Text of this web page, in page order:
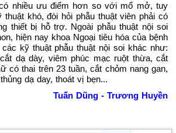
nhiều ưu điểm hơn so với mổ mở, tuy
thuật khó, đòi hỏi phẫu thuật viên phải có
thiết bị hỗ trợ. Ngoài phẫu thuật nội soi
hiện nay khoa Ngoại tiêu hóa của bệnh
kỹ thuật phẫu thuật nội soi khác như:
dạ dày, viêm phúc mạc ruột thừa, cắt
có thai trên 23 tuần, cắt chỏm nang gan,
dạ day, thoát vị bẹn...
Tuấn Dũng - Trương Huyền